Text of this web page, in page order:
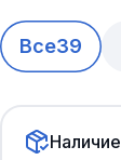
Все39
Наличие